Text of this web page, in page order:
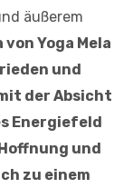
äußerem
von Yoga Mela
und
der Absicht
Energiefeld
und
zu einem